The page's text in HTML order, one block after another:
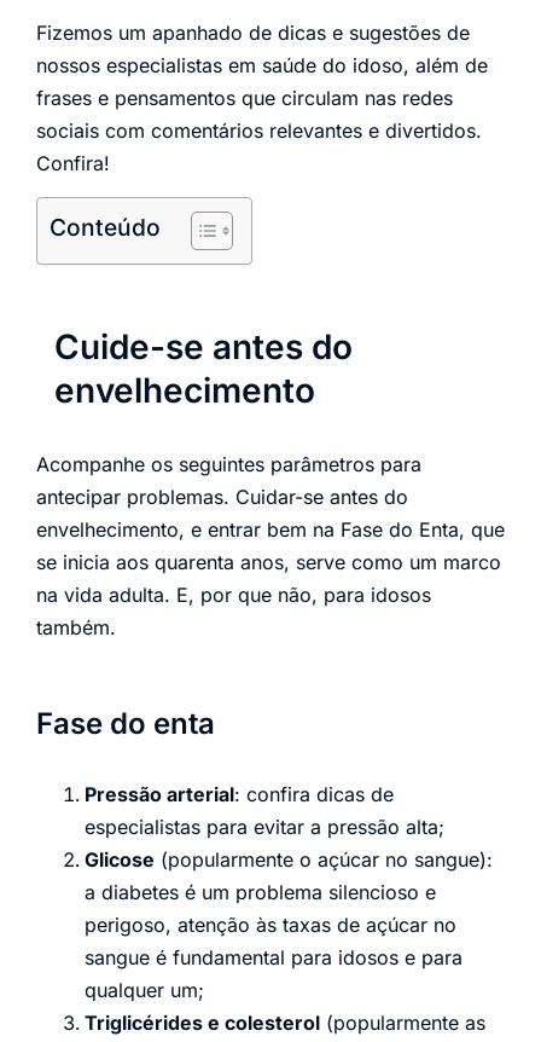
Fizemos um apanhado de dicas e sugestões de
nossos especialistas em saúde do idoso, além de
frases e pensamentos que circulam nas redes
sociais com comentários relevantes e divertidos.
Confira!
Conteúdo
Cuide-se antes do
envelhecimento
Acompanhe os seguintes parâmetros para
antecipar problemas. Cuidar-se antes do
envelhecimento, e entrar bem na Fase do Enta, que
se inicia aos quarenta anos, serve como um marco
na vida adulta. E, por que não, para idosos
também.
Fase do enta
Pressão arterial: confira dicas de
especialistas para evitar a pressão alta;
Glicose (popularmente o açúcar no sangue):
a diabetes é um problema silencioso e
perigoso, atenção às taxas de açúcar no
sangue é fundamental para idosos e para
qualquer um;
Triglicérides e colesterol (popularmente as